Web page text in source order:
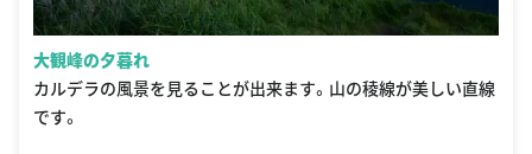
大観峰の夕暮れ
カルデラの風景を見ることが出来ます。山の稜線が美しい直線
です。